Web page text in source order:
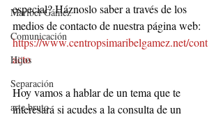
Maribel Gámez
Comunicación
Hijos
Separación
arte bruto
especial? Háznoslo saber a través de los
medios de contacto de nuestra página web:
https://www.centropsimaribelgamez.net/cont
acto
Hoy vamos a hablar de un tema que te
interesará si acudes a la consulta de un